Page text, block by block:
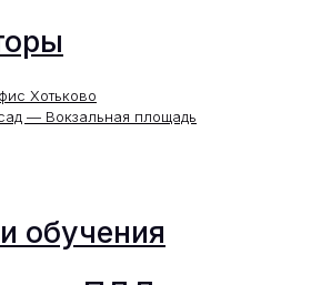
Хотьково
— Вокзальная площадь
обучения